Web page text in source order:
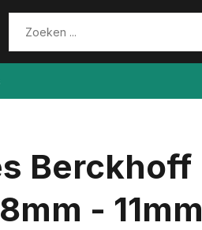
Berckhoff
- 11mm